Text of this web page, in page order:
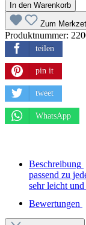
In den Warenkorb
Zum
Produktnummer:
teilen
pin it
tweet
WhatsApp
Beschreibung
passend zu
sehr leicht
Bewertungen